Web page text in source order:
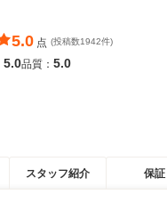
5.0 点 (投稿数1942件)
5.0品質： 5.0
スタッフ紹介 保証